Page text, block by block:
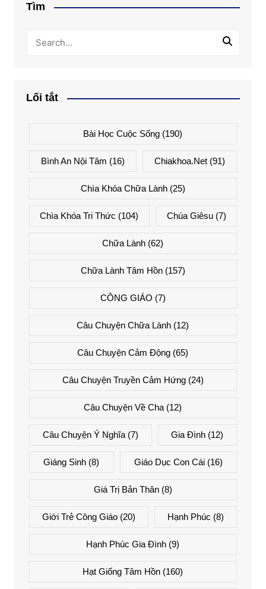
Tìm
Lối tắt
Bài Học Cuộc Sống (190)
Bình An Nội Tâm (16) Chiakhoa.net (91)
Chìa Khóa Chữa Lành(25)
Chìa Khóa Tri Thức (104) Chúa Giêsu(7)
Chữa Lành (62)
Chữa Lành Tâm Hồn(157)
CÔNG GIÁO (7)
Câu Chuyện Chữa Lành (12)
Câu Chuyện Cảm Động (65)
Câu Chuyện Truyền Cảm Hứng(24)
Câu Chuyện Về Cha (12)
Câu Chuyện Ý Nghĩa(7) Gia Đình (12)
Giáng Sinh (8) Giáo Dục Con Cái(16)
Giá Trị Bản Thân(8)
Giới Trẻ Công Giáo(20) Hạnh Phúc (8)
Hạnh Phúc Gia Đình (9)
Hạt Giống Tâm Hồn (160)